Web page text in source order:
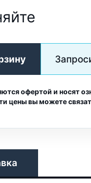
офертой и носят
цены вы можете